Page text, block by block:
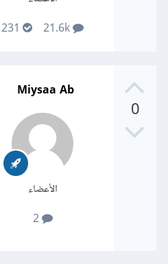
0
Miysaa Ab
الأعضاء
2